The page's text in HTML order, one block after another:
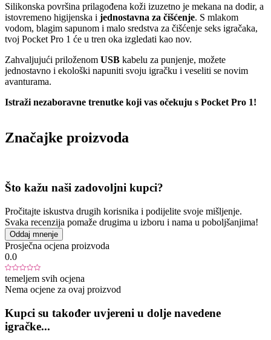
Silikonska površina prilagođena koži izuzetno je mekana na dodir, a
istovremeno higijenska i jednostavna za čišćenje. S mlakom
vodom, blagim sapunom i malo sredstva za čišćenje seks igračaka,
tvoj Pocket Pro 1 će u tren oka izgledati kao nov.
Zahvaljujući priloženom USB kabelu za punjenje, možete
jednostavno i ekološki napuniti svoju igračku i veseliti se novim
avanturama.
Istraži nezaboravne trenutke koji vas očekuju s Pocket Pro 1!
Značajke proizvoda
Što kažu naši zadovoljni kupci?
Pročitajte iskustva drugih korisnika i podijelite svoje mišljenje.
Svaka recenzija pomaže drugima u izboru i nama u poboljšanjima!
Oddaj mnenje
Prosječna ocjena proizvoda
0.0
temeljem svih ocjena
Nema ocjene za ovaj proizvod
Kupci su također uvjereni u dolje navedene
igračke...